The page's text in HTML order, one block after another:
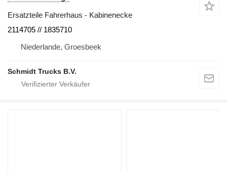
Ersatzteile Fahrerhaus - Kabinenecke
2114705 // 1835710
Niederlande, Groesbeek
Schmidt Trucks B.V.